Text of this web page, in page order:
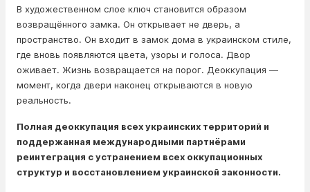
В художественном слое ключ становится образом
возвращённого замка. Он открывает не дверь, а
пространство. Он входит в замок дома в украинском стиле,
где вновь появляются цвета, узоры и голоса. Двор
оживает. Жизнь возвращается на порог. Деоккупация —
момент, когда двери наконец открываются в новую
реальность.
Полная деоккупация всех украинских территорий и
поддержанная международными партнёрами
реинтеграция с устранением всех оккупационных
структур и восстановлением украинской законности.